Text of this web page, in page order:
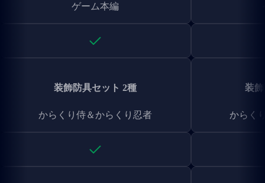
ゲーム本編
装飾防具セット 2種
からくり侍＆からくり忍者
装
からく